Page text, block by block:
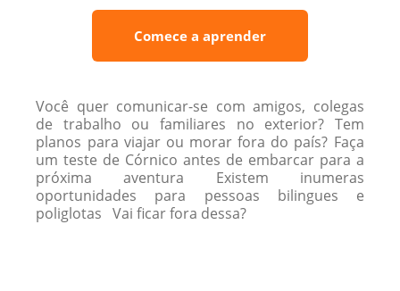
Comece a aprender
Você quer comunicar-se com amigos, colegas
de trabalho ou familiares no exterior? Tem
planos para viajar ou morar fora do país? Faça
um teste de Córnico antes de embarcar para a
próxima aventura Existem inumeras
oportunidades para pessoas bilingues e
poliglotas Vai ficar fora dessa?